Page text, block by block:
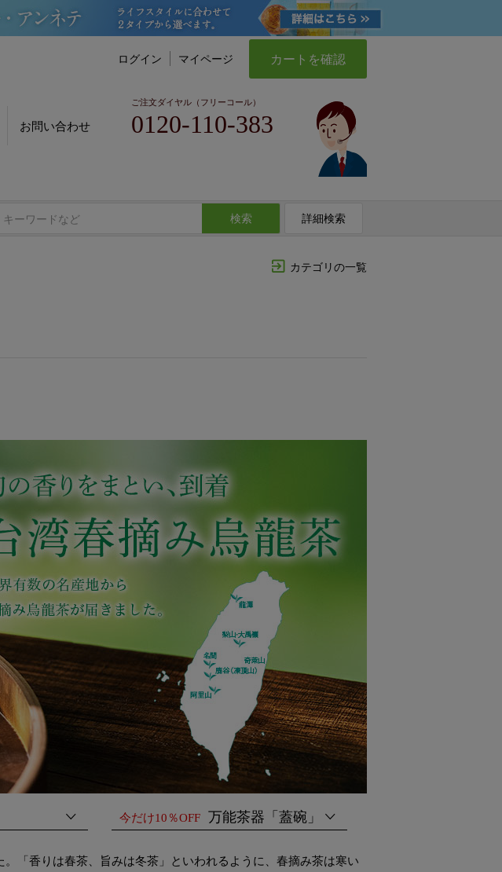
ログイン マイページ カートを確認
お問い合わせ
ご注文ダイヤル（フリーコール）
0120-110-383
検索 詳細検索
カテゴリの一覧
今だけ10％OFF 万能茶器「蓋碗」
「香りは春茶、旨みは冬茶」といわれるように、春摘み茶は寒い